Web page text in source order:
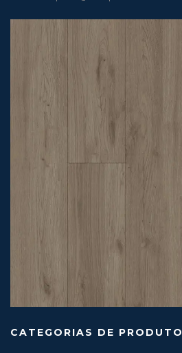
CATEGORIAS DE PRODUTO